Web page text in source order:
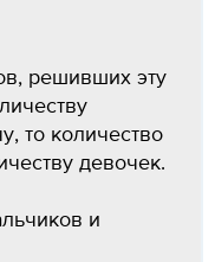
решивших эту
то количество
девочек.
и